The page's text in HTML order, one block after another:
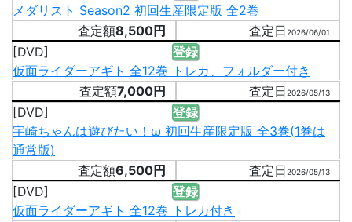
メダリスト Season2 初回生産限定版 全2巻
8,500円
2026/06/01
[DVD]
登録
仮面ライダーアギト 全12巻 トレカ、フォルダー付き
7,000円
2026/05/13
[DVD]
登録
宇崎ちゃんは遊びたい！ω 初回生産限定版 全3巻(1巻は
通常版)
6,500円
2026/05/13
[DVD]
登録
仮面ライダーアギト 全12巻 トレカ付き